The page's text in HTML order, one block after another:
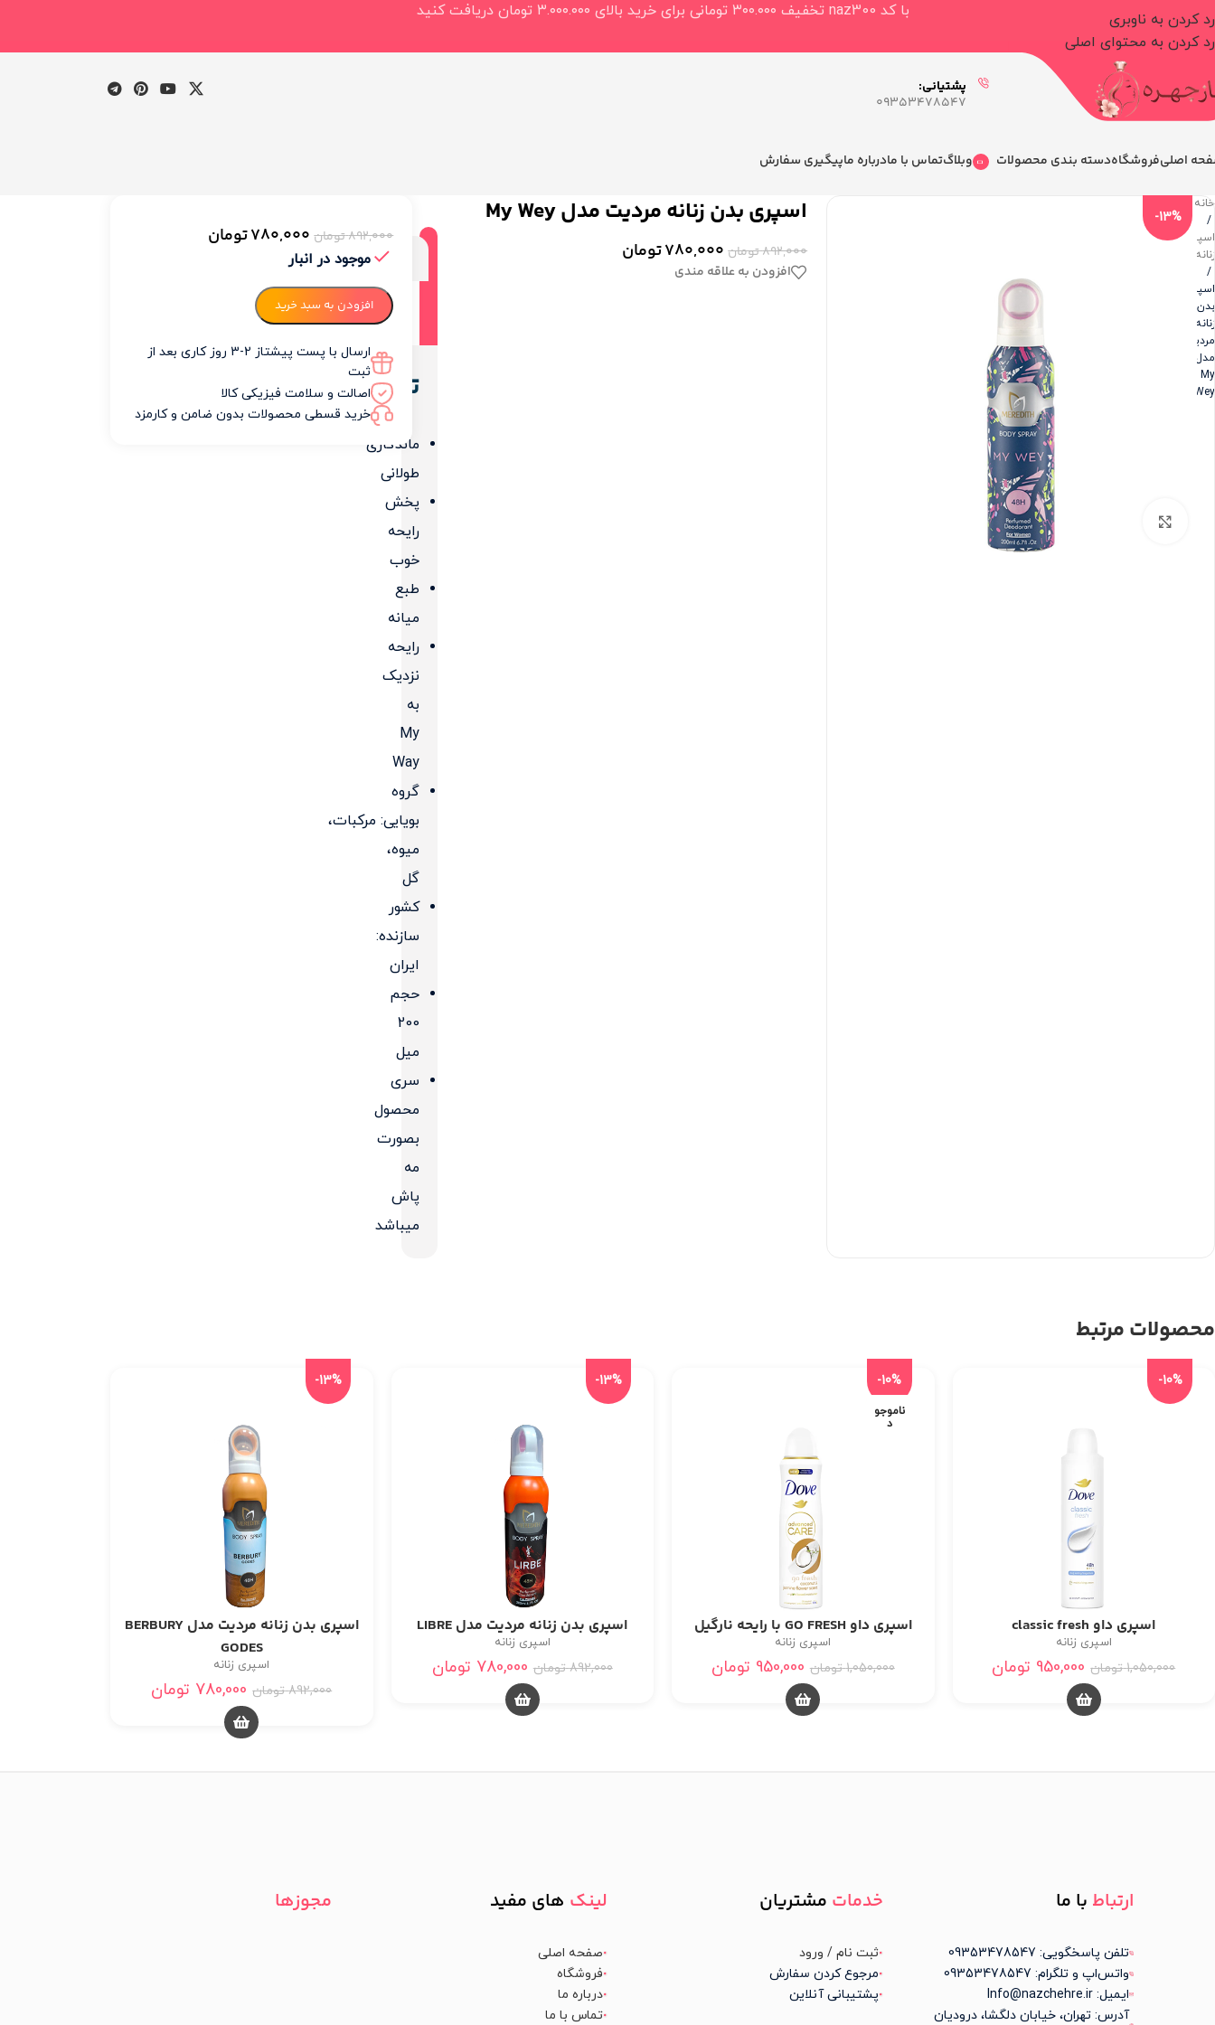
رد کردن به ناوبری
رد کردن به محتوای اصلی
با کد naz300 تخفیف ۳۰۰.۰۰۰ تومانی برای خرید بالای ۳.۰۰۰.۰۰۰ تومان دریافت کنید
پشتیانی:
09353478547
اصلیفروشگاهدسته بندی محصولات وبلاگتماس با مادرباره ماپیگیری سفارش
خانه
/
اسپری
زنانه
/
اسپری
بدن
زنانه
مردیت
مدل
My
Wey
-13%
بزرگنمایی تصویر
اسپری بدن زنانه مردیت مدل My Wey
892,000تومان 780,000تومان
افزودن به علاقه مندی
توضیحات
نظرات
(0)
توضیحات
ماندگاری
طولانی
پخش
رایحه
خوب
طبع
میانه
رایحه
نزدیک
به
My
Way
گروه
بویایی: مرکبات،
میوه،
گل
کشور
سازنده:
ایران
حجم
200
میل
سری
محصول
بصورت
مه
پاش
میباشد
892,000تومان 780,000تومان
موجود در انبار
افزودن به سبد خرید
ارسال با پست پیشتاز 2-3 روز کاری بعد از
ثبت
اصالت و سلامت فیزیکی کالا
خرید قسطی محصولات بدون ضامن و کارمزد
محصولات مرتبط
-10%
اسپری داو classic fresh
اسپری زنانه
1,050,000 تومان 950,000 تومان
-10%
ناموجو
د
اسپری داو GO FRESH با رایحه نارگیل
اسپری زنانه
1,050,000 تومان 950,000 تومان
-13%
اسپری بدن زنانه مردیت مدل LIBRE
اسپری زنانه
892,000 تومان 780,000 تومان
-13%
اسپری بدن زنانه مردیت مدل BERBURY
GODES
اسپری زنانه
892,000 تومان 780,000 تومان
ارتباط با ما
تلفن پاسخگویی: 09353478547
واتس‌اپ و تلگرام: 09353478547
ایمیل: Info@nazchehre.ir
آدرس: تهران، خیابان دلگشا، درودیان
خدمات مشتریان
ثبت نام / ورود
مرجوع کردن سفارش
پشتیبانی آنلاین
لینک های مفید
صفحه اصلی
فروشگاه
درباره ما
تماس با ما
مجوزها